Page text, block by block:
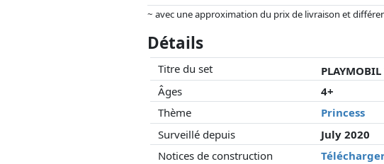
~ avec une approximation du prix de livraison et
aucune influence sur celui-ci. Ce n'est qu'à prix égaux
Détails
Titre du set
Âges
4+
Thème
Princess
Surveillé depuis
July 2020
Notices de construction